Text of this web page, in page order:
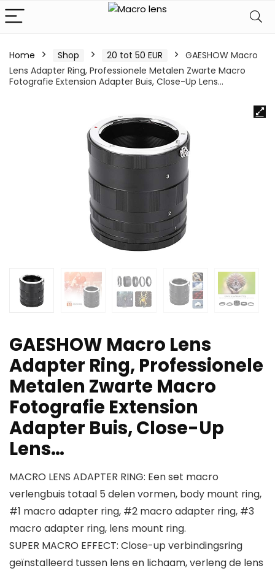
Home Shop 20 tot 50 EUR
GAESHOW Macro
Lens Adapter Ring, Professionele Metalen Zwarte Macro
Fotografie Extension Adapter Buis, Close-Up Lens…
GAESHOW Macro Lens
Adapter Ring, Professionele
Metalen Zwarte Macro
Fotografie Extension
Adapter Buis, Close-Up
Lens…
MACRO LENS ADAPTER RING: Een set macro
verlengbuis totaal 5 delen vormen, body mount ring,
#1 macro adapter ring, #2 macro adapter ring, #3
macro adapter ring, lens mount ring.
SUPER MACRO EFFECT: Close-up verbindingsring
geïnstalleerd tussen lens en lichaam, verleng de lens